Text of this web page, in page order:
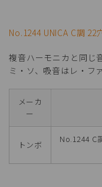
No.1244 UNICA C調
複音ハーモニカと同じ
ミ・ソ、吸音はレ・フ
メーカ
ー
トンボ
No.1244 C